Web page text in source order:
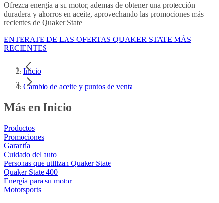
Ofrezca energía a su motor, además de obtener una protección
duradera y ahorros en aceite, aprovechando las promociones más
recientes de Quaker State
ENTÉRATE DE LAS OFERTAS QUAKER STATE MÁS
RECIENTES
Inicio
Cambio de aceite y puntos de venta
Más en Inicio
Productos
Promociones
Garantía
Cuidado del auto
Personas que utilizan Quaker State
Quaker State 400
Energía para su motor
Motorsports